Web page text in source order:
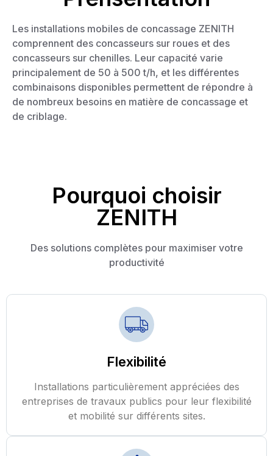
Les installations mobiles de concassage ZENITH
comprennent des concasseurs sur roues et des
concasseurs sur chenilles. Leur capacité varie
principalement de 50 à 500 t/h, et les différentes
combinaisons disponibles permettent de répondre à
de nombreux besoins en matière de concassage et
de criblage.
Pourquoi choisir
ZENITH
Des solutions complètes pour maximiser votre
productivité
Flexibilité
Installations particulièrement appréciées des
entreprises de travaux publics pour leur flexibilité
et mobilité sur différents sites.